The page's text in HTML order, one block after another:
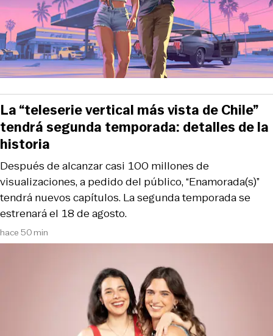
hace 50 min
Después de alcanzar casi 100 millones de
visualizaciones, a pedido del público, “Enamorada(s)”
tendrá nuevos capítulos. La segunda temporada se
estrenará el 18 de agosto.
La “teleserie vertical más vista de Chile”
tendrá segunda temporada: detalles de la
historia